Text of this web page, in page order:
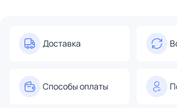
Доставка
Способы оплаты